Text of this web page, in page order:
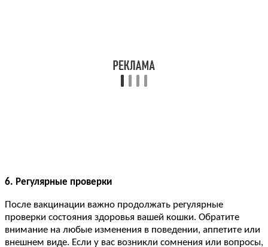
6. Регулярные проверки
После вакцинации важно продолжать регулярные
проверки состояния здоровья вашей кошки. Обратите
внимание на любые изменения в поведении, аппетите или
внешнем виде. Если у вас возникли сомнения или вопросы,